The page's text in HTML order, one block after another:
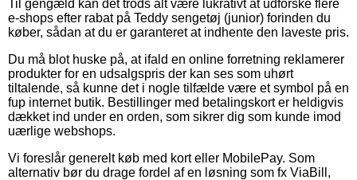
Til gengæld kan det trods alt være lukrativt at udforske flere
e-shops efter rabat på Teddy sengetøj (junior) forinden du
køber, sådan at du er garanteret at indhente den laveste pris.
Du må blot huske på, at ifald en online forretning reklamerer
produkter for en udsalgspris der kan ses som uhørt
tiltalende, så kunne det i nogle tilfælde være et symbol på en
fup internet butik. Bestillinger med betalingskort er heldigvis
dækket ind under en orden, som sikrer dig som kunde imod
uærlige webshops.
Vi foreslår generelt køb med kort eller MobilePay. Som
alternativ bør du drage fordel af en løsning som fx ViaBill,